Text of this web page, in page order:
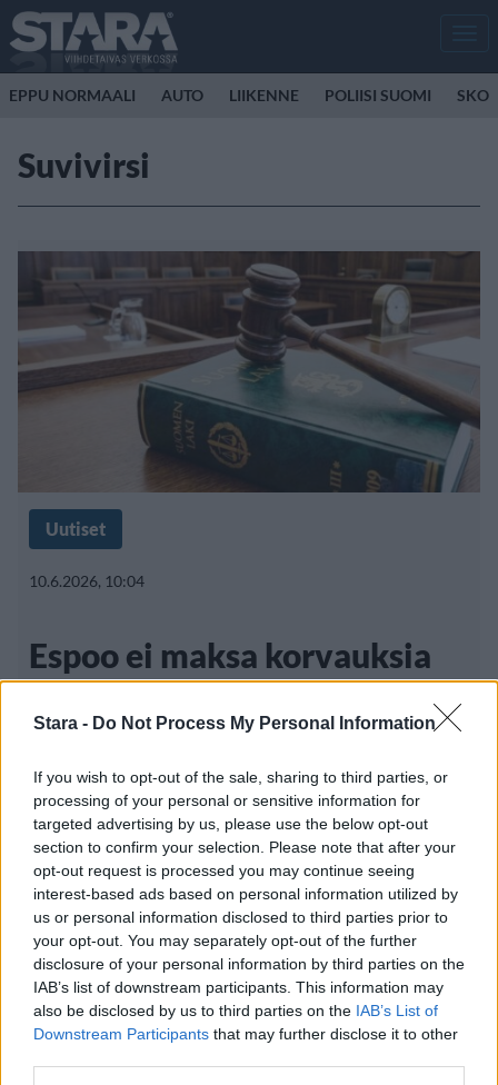
Stara - Do Not Process My Personal Information
If you wish to opt-out of the sale, sharing to third parties, or
processing of your personal or sensitive information for
targeted advertising by us, please use the below opt-out
section to confirm your selection. Please note that after your
opt-out request is processed you may continue seeing
interest-based ads based on personal information utilized by
us or personal information disclosed to third parties prior to
your opt-out. You may separately opt-out of the further
disclosure of your personal information by third parties on the
IAB’s list of downstream participants. This information may
also be disclosed by us to third parties on the IAB’s List of
Downstream Participants that may further disclose it to other
EPPU NORMAALI AUTO LIIKENNE POLIISI SUOMI
Suvivirsi
Uutiset
10.6.2026, 10:04
Espoo ei maksa korvauksia
Suomessa nousi taannoin kohu tapauksesta,
jossa yhdenvertaisuus- ja tasa-
arvolautakunta suositteli
Info Yhteistyössä